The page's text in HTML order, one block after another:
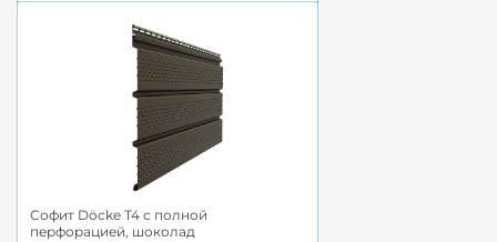
Софит Döcke T4 с полной
перфорацией, шоколад